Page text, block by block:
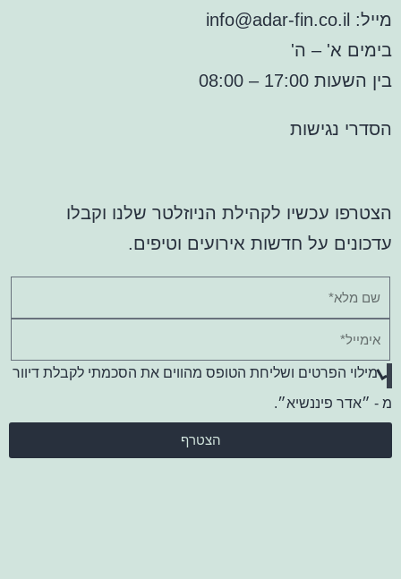
מייל: info@adar-fin.co.il
בימים א' – ה'
בין השעות 17:00 – 08:00
הסדרי נגישות
הצטרפו עכשיו לקהילת הניוזלטר שלנו וקבלו
עדכונים על חדשות אירועים וטיפים.
מילוי הפרטים ושליחת הטופס מהווים את הסכמתי לקבלת דיוור
מ - ״אדר פיננשיא״.
הצטרף